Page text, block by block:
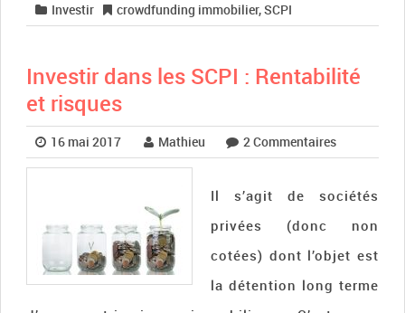
Investir crowdfunding immobilier,SCPI
Investir dans les SCPI : Rentabilité
et risques
16 mai 2017 Mathieu 2 Commentaires
Il s’agit de sociétés
privées (donc non
cotées) dont l’objet est
la détention long terme